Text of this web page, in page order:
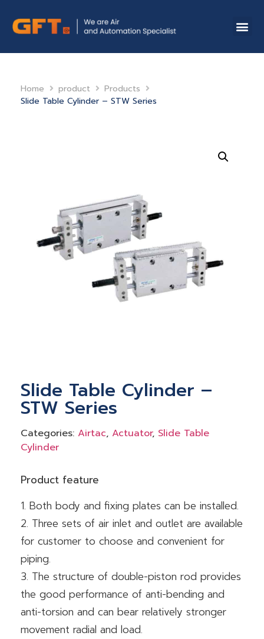
Home product
Products
Slide Table Cylinder – STW Series
Slide Table Cylinder –
STW Series
Categories: Airtac, Actuator, Slide Table
Cylinder
Product feature
1. Both body and fixing plates can be installed.
2. Three sets of air inlet and outlet are available
for customer to choose and convenient for
piping.
3. The structure of double-piston rod provides
the good performance of anti-bending and
anti-torsion and can bear relatively stronger
movement radial and load.